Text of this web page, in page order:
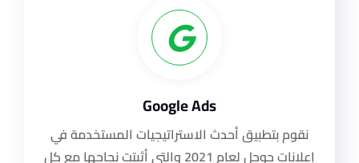
Google Ads
نقوم بتطبيق أحدث الاستراتيجيات المستخدمة في
إعلانات جوجل لعام 2021 والتي أثبتت نجاحها مع كل